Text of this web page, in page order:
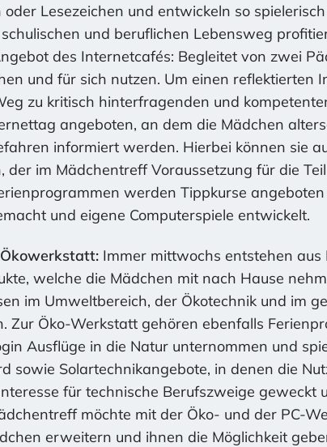
oder Lesezeichen und entwickeln so
und beruflichen Lebensweg
des Internetcafés: Begleitet von zwei
und für sich nutzen. Um einen reflektierten
zu kritisch hinterfragenden und
angeboten, an dem die Mädchen
informiert werden. Hierbei können sie
der im Mädchentreff Voraussetzung für die
werden Tippkurse
und eigene Computerspiele entwickelt.
Immer mittwochs entstehen aus
welche die Mädchen mit nach Hause
im Umweltbereich, der Ökotechnik und im
Zur Öko-Werkstatt gehören ebenfalls
Ausflüge in die Natur unternommen und
sowie Solartechnikangebote, in denen die
für technische Berufszweige geweckt
möchte mit der Öko- und der PC-
erweitern und ihnen die Möglichkeit